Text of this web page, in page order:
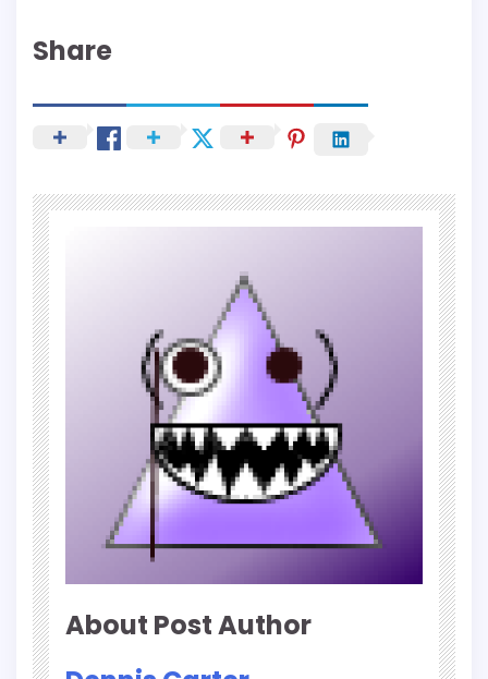
Share
About Post Author